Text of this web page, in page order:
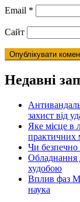
Email *
Сайт
Недавні
захист від
Яке місце в
практичних
Чи безпечно
Обладнання
худобою
Вплив фаз
наука